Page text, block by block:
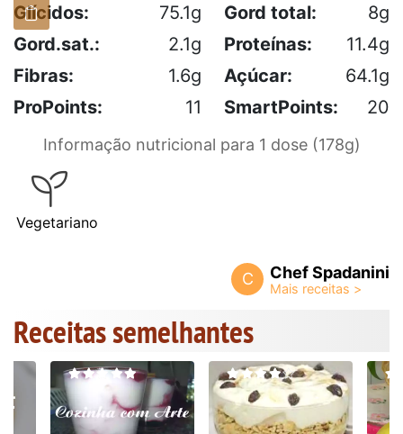
Glícidos: 75.1g Gord total:
8g
Gord.sat.:
2.1g Proteínas:
11.4g
Fibras:
1.6g Açúcar:
64.1g
ProPoints:
11 SmartPoints: 20
Informação nutricional para 1 dose (178g)
Vegetariano
C Chef Spadanini
Receitas semelhantes